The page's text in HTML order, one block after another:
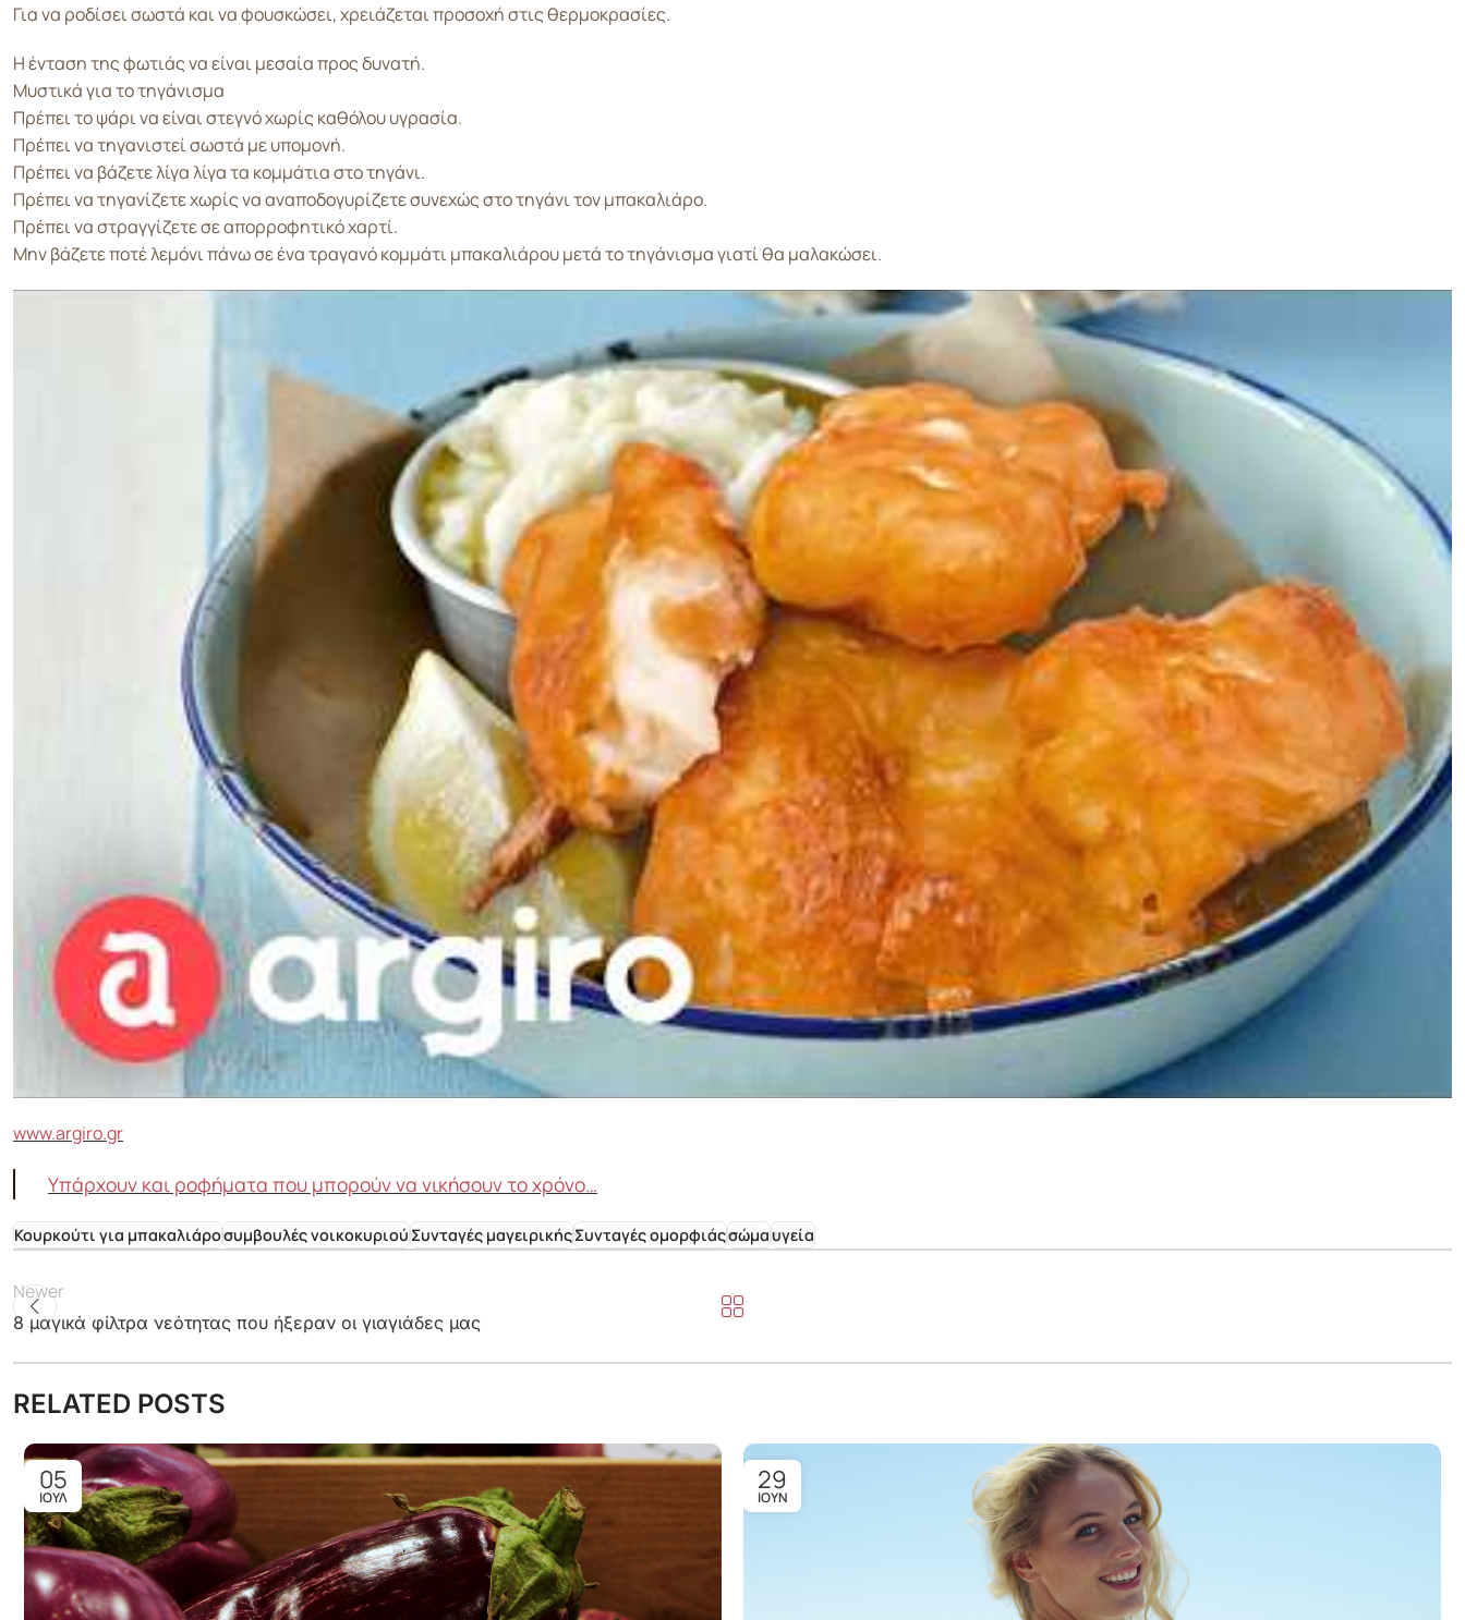
Για να ροδίσει σωστά και να φουσκώσει, χρειάζεται προσοχή στις θερμοκρασίες.
Η ένταση της φωτιάς να είναι μεσαία προς δυνατή.
Μυστικά για το τηγάνισμα
Πρέπει το ψάρι να είναι στεγνό χωρίς καθόλου υγρασία.
Πρέπει να τηγανιστεί σωστά με υπομονή.
Πρέπει να βάζετε λίγα λίγα τα κομμάτια στο τηγάνι.
Πρέπει να τηγανίζετε χωρίς να αναποδογυρίζετε συνεχώς στο τηγάνι τον μπακαλιάρο.
Πρέπει να στραγγίζετε σε απορροφητικό χαρτί.
Μην βάζετε ποτέ λεμόνι πάνω σε ένα τραγανό κομμάτι μπακαλιάρου μετά το τηγάνισμα γιατί θα μαλακώσει.
www.argiro.gr
Υπάρχουν και ροφήματα που μπορούν να νικήσουν το χρόνο…
Κουρκούτι για μπακαλιάροσυμβουλές νοικοκυριούΣυνταγές μαγειρικήςΣυνταγές ομορφιάςσώμαυγεία
Newer
8 μαγικά φίλτρα νεότητας που ήξεραν οι γιαγιάδες μας
RELATED POSTS
05
ΙΟΎΛ
29
ΙΟΎΝ